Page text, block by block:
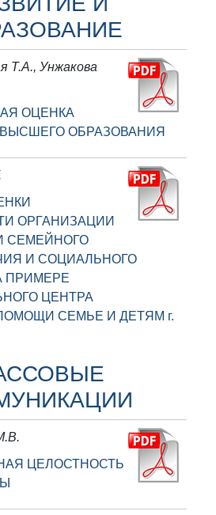
Т.А., Унжакова
ОЦЕНКА
ОБРАЗОВАНИЯ
ОРГАНИЗАЦИИ
СЕМЕЙНОГО
И СОЦИАЛЬНОГО
ПРИМЕРЕ
ЦЕНТРА
СЕМЬЕ И ДЕТЯМ г.
ЦЕЛОСТНОСТЬ